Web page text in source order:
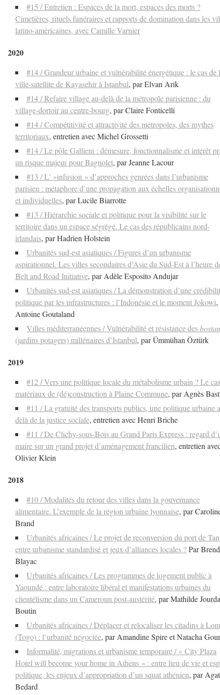
#15 / Entretien : Espaces de la mort, espaces des morts ?
Cimetières, rituels funéraires et rapports de domination dans les
latino-américaines, avec Camille Varnier
2020
#14 / Grandeur urbaine et vulnérabilité énergétique : le cas de
ville-satellite de Kayasehir à Istanbul, par Elvan Arik
#14 / Refaire village au-delà de la métropole parisienne : du
village-dortoir au centre-bourg, par Claire Fonticelli
#14 / Compétitivité et attractivité des métropoles, des mythes
territoriaux, entretien avec Michel Grossetti
#14 / Le pôle Gallieni : démesure, fonctionnalisme et intérêt
un risque majeur pour Bagnolet, par Jeanne Lacour
#13 / L' »infusion » d’approches genrées dans l’urbanisme
parisien : métaphore d’une propagation aux échelles
et individuelles, par Lucile Biarrotte
#13 / Hiérarchie sociale et politique pour la visibilité sur le
territoire dans un espace ségrégé. Le cas des républicains nord-
irlandais, par Hadrien Holstein
Urbanités sud-est asiatiques / Figures d’un urbanisme
aspirationnel. Les villes secondaires d’Asie du Sud-Est à l’heure
Belt and Road Initiative, par Adèle Esposito Andujar
Urbanités sud-est asiatiques / La démonstration d’une
politique par les infrastructures : l’Indonésie et le moment Jokowi,
Antoine Goutaland
Villes méditerranéennes / Vulnérabilité et résistance desbostan
(jardins potagers) millénaires d’Istanbul, par Ümmühan Öztürk
2019
#12 / Vers une politique locale du métabolisme urbain ? Le
matériaux de (dé)construction à Plaine Commune, par Agnès
#11 / La gratuité des transports publics, une politique urbaine
delà de la justice sociale, entretien avec Henri Briche
#11 / De Clichy-sous-Bois au Grand Paris Express : regard
maire sur un grand projet d’aménagement francilien, entretien
Olivier Klein
2018
#10 / Modalités du retour des villes dans la gouvernance
alimentaire. L’exemple de la région urbaine lyonnaise, par
Brand
Urbanités africaines / Le projet de reconversion du port de
entre urbanisme standardisé et jeux d’alliances locales ?Par
Blayac
Urbanités africaines / Les programmes de logement public à
Yaoundé : entre laboratoire libéral et manifestations urbaines du
clientélisme dans un Cameroun post-austérité, par Mathilde
Boutin
Urbanités africaines / Déplacer et relocaliser les citadins à
(Togo) : l’urbanité négociée, par Amandine Spire et Natacha
Informalité, migrations et urbanisme temporaire / « City Plaza
Hotel will become your home in Athens » : entre lieu de vie et
politique, les enjeux d’appropriation d’un squat athénien, par
Bedard